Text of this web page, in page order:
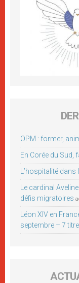
OPM : former,
En Corée du Sud,
L’hospitalité dans
Le cardinal
défis migratoires
Léon XIV en
septembre – 7